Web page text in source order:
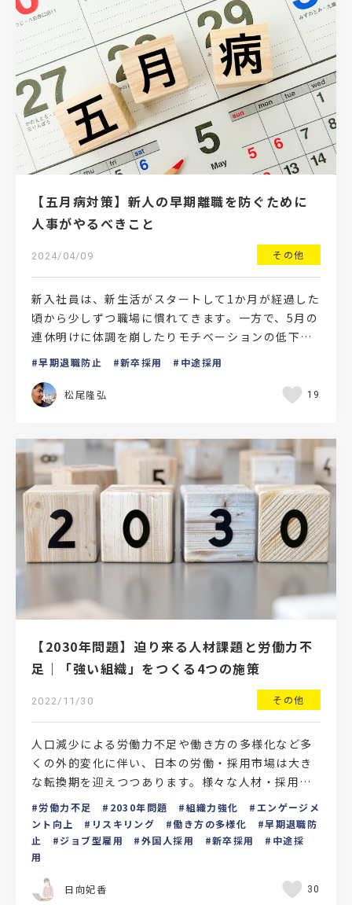
【五月病対策】新人の早期離職を防ぐために
人事がやるべきこと
2024/04/09 その他
新入社員は、新生活がスタートして1か月が経過した
頃から少しずつ職場に慣れてきます。一方で、5月の
連休明けに体調を崩したりモチベーションの低下が
見られる「五月病」の蔓延を気にしている人事担当
早期退職防止 新卒採用 中途採用
松尾隆弘 19
【2030年問題】迫り来る人材課題と労働力不
足｜「強い組織」をつくる4つの施策
2022/11/30 その他
人口減少による労働力不足や働き方の多様化など多
くの外的変化に伴い、日本の労働・採用市場は大き
な転換期を迎えつつあります。様々な人材・採用課
題がある中でも、『労働力不足』は多くの業界・業
種・企業に該当す…
労働力不足 2030年問題 組織力強化
エンゲージメ
ント向上
リスキリング 働き方の多様化
早期退職防
止
ジョブ型雇用 外国人採用 新卒採用
中途採
用
日向妃香 30